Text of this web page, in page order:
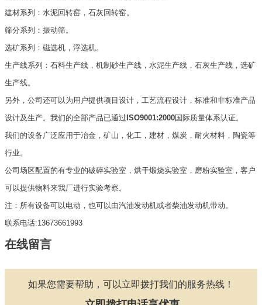
建材系列：水泥回转窑，石灰回转窑。
筛分系列：振动筛。
选矿系列：磁选机，浮选机。
生产线系列：石料生产线，机制砂生产线，水泥生产线，石灰生产线，选矿
生产线。
另外，公司还可以为用户提供项目设计，工艺流程设计，标准和非标准产品
设计及生产。我们的全部产品已通过ISO9001:2000国际质量体系认证。
我们的设备广泛应用于冶金，矿山，化工，建材，煤炭，耐火材料，陶瓷等
行业。
公司场区配置的有专业的破碎实验室，烘干煅烧实验室，磨粉实验室，客户
可以提供物料来我厂进行实验考察。
注：所有设备可以电动，也可以由汽油发动机或者柴油发动机带动。
联系电话:13673661993
在线留言
如果您需要帮助，可以立即拨打我们的服务热线！